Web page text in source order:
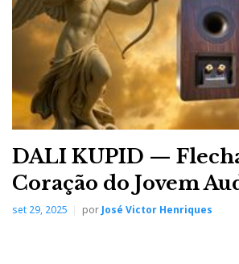
DALI KUPID —
Coração do Jovem
set 29, 2025 porJosé Victor Henriques